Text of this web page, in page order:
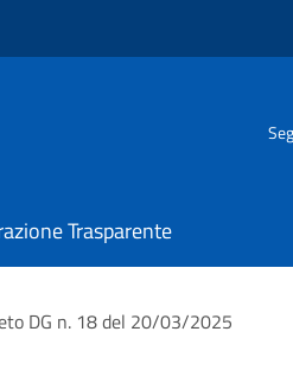
Trasparente
DG n. 18 del 20/03/2025